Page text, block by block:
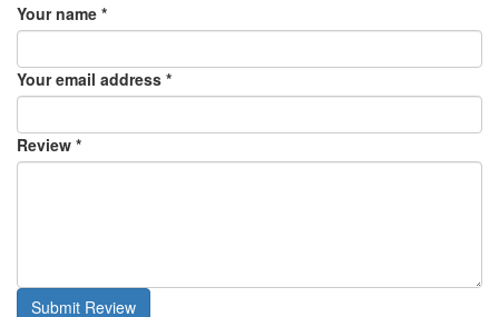
Your name *
Your email address *
Review *